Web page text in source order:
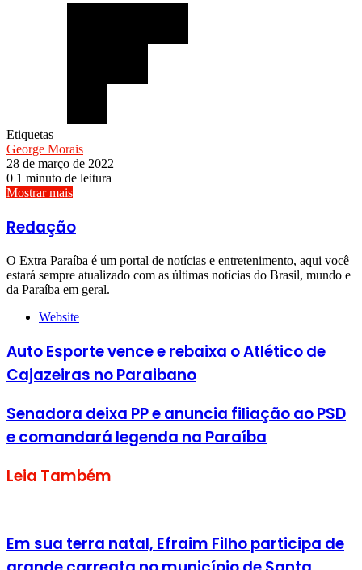
Etiquetas
George Morais
28 de março de 2022
0 1 minuto de leitura
Mostrar mais
Redação
O Extra Paraíba é um portal de notícias e entretenimento, aqui você
estará sempre atualizado com as últimas notícias do Brasil, mundo e
da Paraíba em geral.
Website
Auto Esporte vence e rebaixa o Atlético de
Cajazeiras no Paraibano
Senadora deixa PP e anuncia filiação ao PSD
e comandará legenda na Paraíba
Leia Também
Em sua terra natal, Efraim Filho participa de